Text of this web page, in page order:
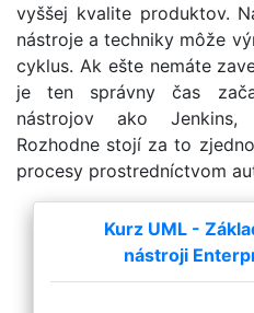
vyššej kvalite produktov.
nástroje a techniky môže
cyklus. Ak ešte nemáte
je ten správny čas
nástrojov ako Jenkins,
Rozhodne stojí za to
procesy prostredníctvom
Kurz UML -
nástroji